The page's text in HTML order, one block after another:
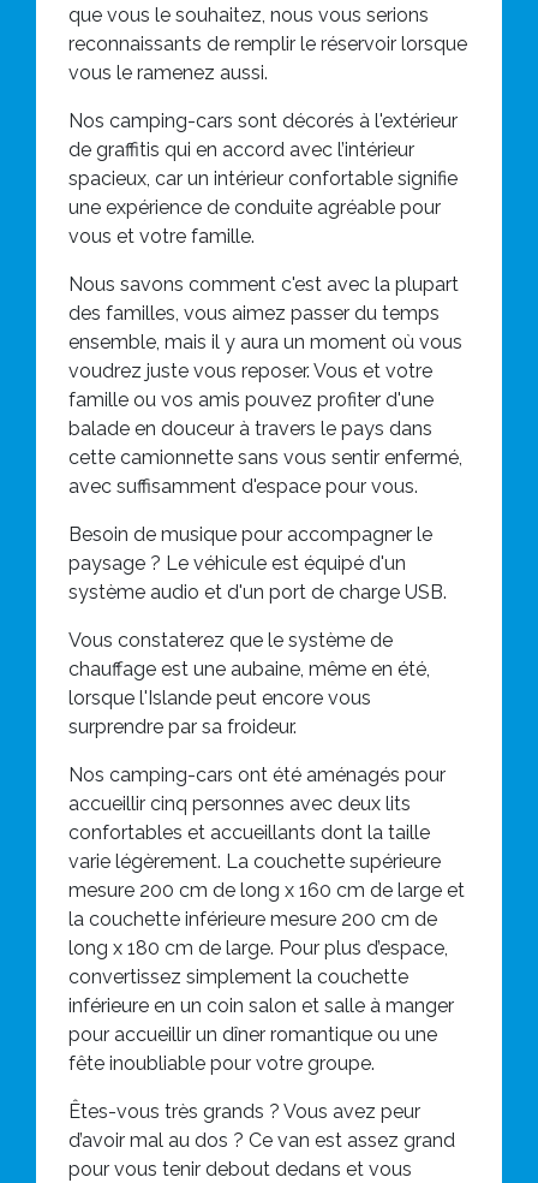
que vous le souhaitez, nous vous serions
reconnaissants de remplir le réservoir lorsque
vous le ramenez aussi.
Nos camping-cars sont décorés à l'extérieur
de graffitis qui en accord avec l’intérieur
spacieux, car un intérieur confortable signifie
une expérience de conduite agréable pour
vous et votre famille.
Nous savons comment c'est avec la plupart
des familles, vous aimez passer du temps
ensemble, mais il y aura un moment où vous
voudrez juste vous reposer. Vous et votre
famille ou vos amis pouvez profiter d'une
balade en douceur à travers le pays dans
cette camionnette sans vous sentir enfermé,
avec suffisamment d'espace pour vous.
Besoin de musique pour accompagner le
paysage ? Le véhicule est équipé d'un
système audio et d'un port de charge USB.
Vous constaterez que le système de
chauffage est une aubaine, même en été,
lorsque l'Islande peut encore vous
surprendre par sa froideur.
Nos camping-cars ont été aménagés pour
accueillir cinq personnes avec deux lits
confortables et accueillants dont la taille
varie légèrement. La couchette supérieure
mesure 200 cm de long x 160 cm de large et
la couchette inférieure mesure 200 cm de
long x 180 cm de large. Pour plus d’espace,
convertissez simplement la couchette
inférieure en un coin salon et salle à manger
pour accueillir un dîner romantique ou une
fête inoubliable pour votre groupe.
Êtes-vous très grands ? Vous avez peur
d’avoir mal au dos ? Ce van est assez grand
pour vous tenir debout dedans et vous